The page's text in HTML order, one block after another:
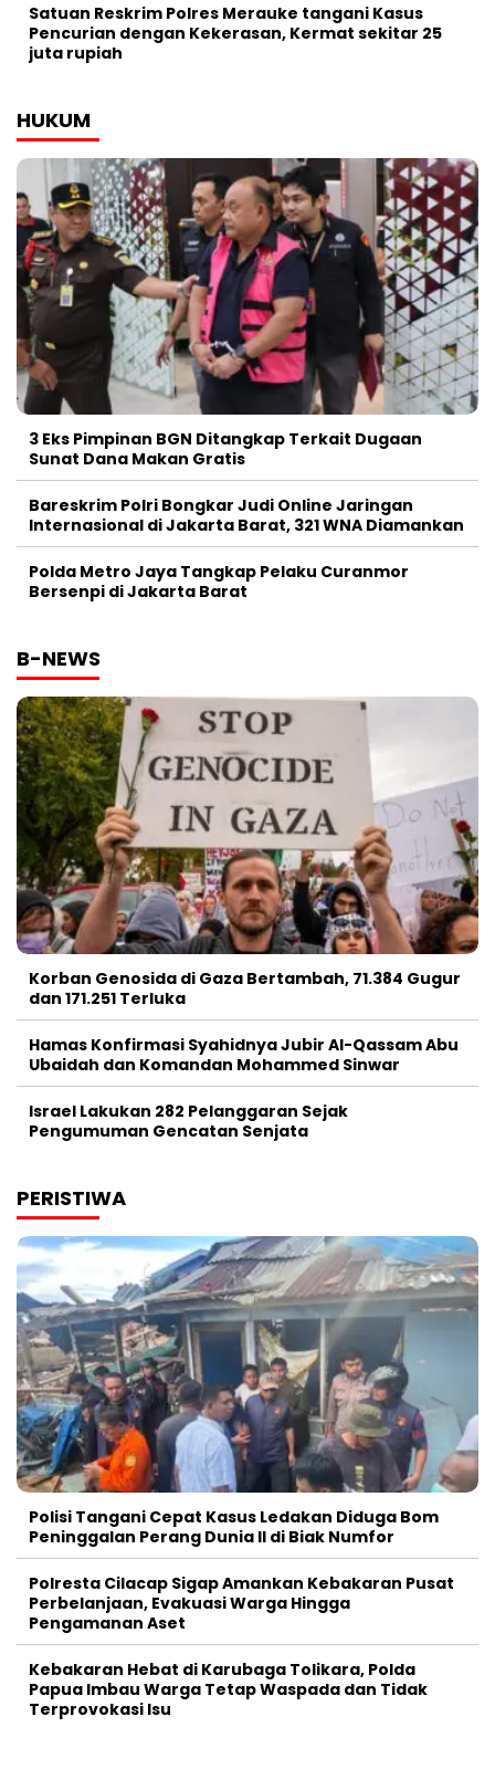
Satuan Reskrim Polres Merauke tangani Kasus
Pencurian dengan Kekerasan, Kermat sekitar 25
juta rupiah
HUKUM
3 Eks Pimpinan BGN Ditangkap Terkait Dugaan
Sunat Dana Makan Gratis
Bareskrim Polri Bongkar Judi Online Jaringan
Internasional di Jakarta Barat, 321 WNA Diamankan
Polda Metro Jaya Tangkap Pelaku Curanmor
Bersenpi di Jakarta Barat
B-NEWS
Korban Genosida di Gaza Bertambah, 71.384 Gugur
dan 171.251 Terluka
Hamas Konfirmasi Syahidnya Jubir Al-Qassam Abu
Ubaidah dan Komandan Mohammed Sinwar
Israel Lakukan 282 Pelanggaran Sejak
Pengumuman Gencatan Senjata
PERISTIWA
Polisi Tangani Cepat Kasus Ledakan Diduga Bom
Peninggalan Perang Dunia II di Biak Numfor
Polresta Cilacap Sigap Amankan Kebakaran Pusat
Perbelanjaan, Evakuasi Warga Hingga
Pengamanan Aset
Kebakaran Hebat di Karubaga Tolikara, Polda
Papua Imbau Warga Tetap Waspada dan Tidak
Terprovokasi Isu